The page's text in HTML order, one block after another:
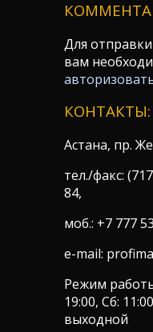
Для
вам
КОНТАКТЫ:
Астана, пр.
тел./факс:
84,
моб.: +7 777
e-mail:
Режим
19:00, Сб:
выходной